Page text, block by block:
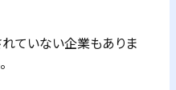
ていない企業もありま